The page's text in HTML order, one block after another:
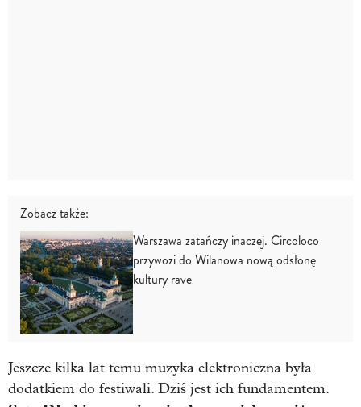
Zobacz także:
Warszawa zatańczy inaczej. Circoloco
przywozi do Wilanowa nową odsłonę
kultury rave
Jeszcze kilka lat temu muzyka elektroniczna była
dodatkiem do festiwali. Dziś jest ich fundamentem.